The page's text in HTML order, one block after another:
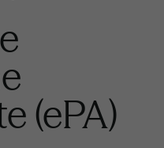
(ePA)